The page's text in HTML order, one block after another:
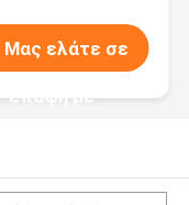
Μας ελάτε σε
επαφή με